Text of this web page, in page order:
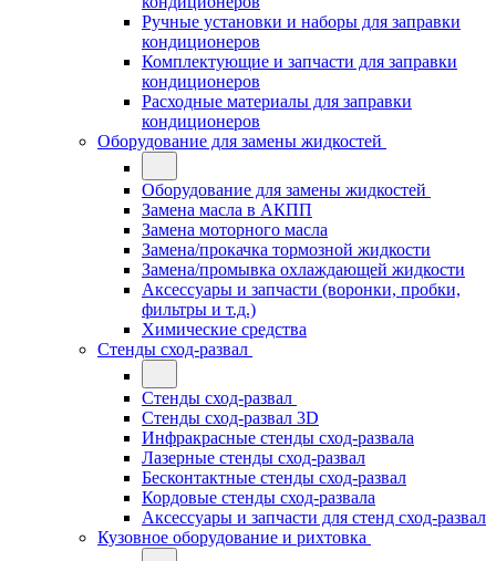
Ручные установки и наборы для заправки
кондиционеров
Комплектующие и запчасти для заправки
кондиционеров
Расходные материалы для заправки
кондиционеров
Оборудование для замены жидкостей
Оборудование для замены жидкостей
Замена масла в АКПП
Замена моторного масла
Замена/прокачка тормозной жидкости
Замена/промывка охлаждающей жидкости
Аксессуары и запчасти (воронки, пробки,
фильтры и т.д.)
Химические средства
Стенды сход-развал
Стенды сход-развал
Стенды сход-развал 3D
Инфракрасные стенды сход-развала
Лазерные стенды сход-развал
Бесконтактные стенды сход-развал
Кордовые стенды сход-развала
Аксессуары и запчасти для стенд сход-развал
Кузовное оборудование и рихтовка